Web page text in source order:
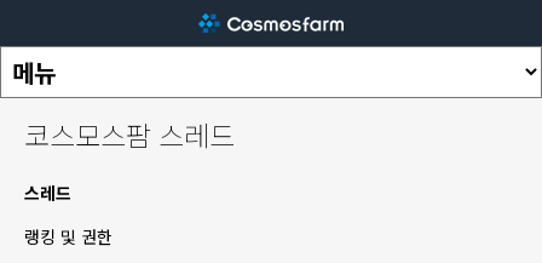
코스모스팜 스레드
스레드
랭킹 및 권한